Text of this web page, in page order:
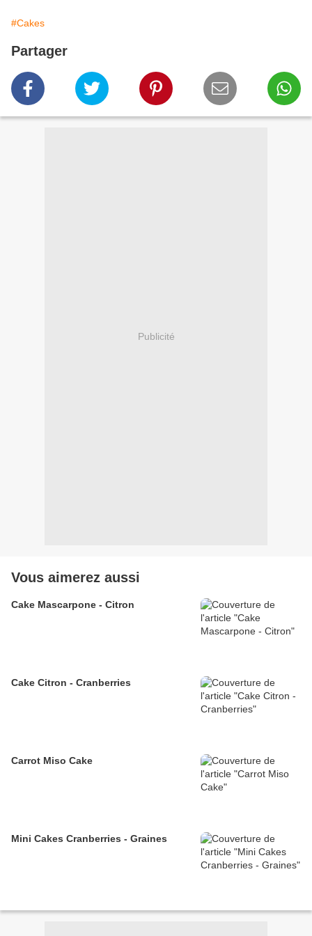
#Cakes
Partager
Publicité
Vous aimerez aussi
Cake Mascarpone - Citron
Cake Citron - Cranberries
Carrot Miso Cake
Mini Cakes Cranberries - Graines